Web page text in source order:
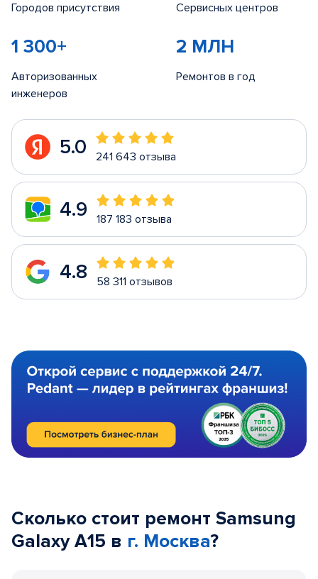
Городов присутствия Сервисных центров
1 300+
Авторизованных
инженеров
2 МЛН
Ремонтов в год
5.0 241 643 отзыва
4.9 187 183 отзыва
4.8 58 311 отзывов
Сколько стоит ремонт Samsung
Galaxy A15 в г. Москва?